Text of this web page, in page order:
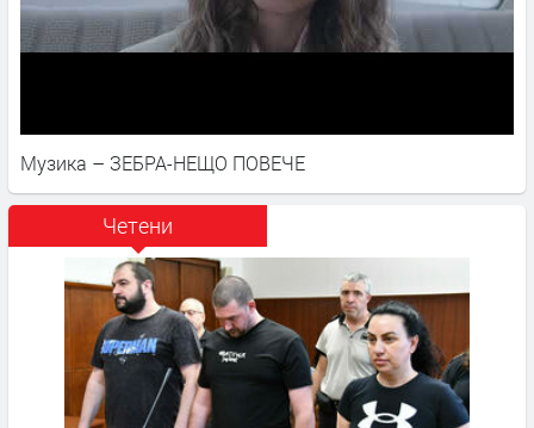
Музика – ЗЕБРА-НЕЩО ПОВЕЧЕ
Четени